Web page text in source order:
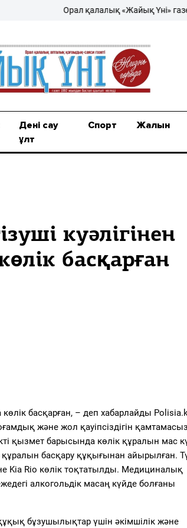
Орал қалалық «Жайық Үні» газеті –
Дені сау
ұлт
Спорт Жалын
куәлігінен
басқарған
басқарған, – деп хабарлайды
және жол қауіпсіздігін
қызмет барысында көлік құралын мас
басқару құқығынан айырылған.
Kia Rio көлік тоқтатылды. Медициналық
алкогольдік масаң күйде болғаны
бұзушылықтар үшін әкімшілік және